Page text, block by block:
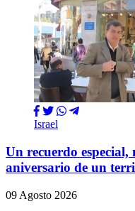
Israel
Un recuerdo
aniversario de un
09 Agosto 2026